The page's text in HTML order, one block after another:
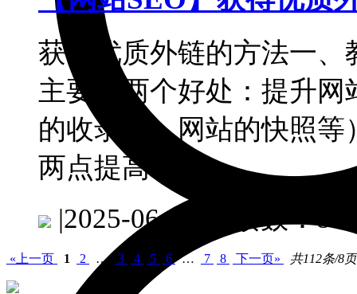
获得优质外链的方法一
主要有两个好处：提升网
的收录数、网站的快照
两点提高...
|2025-06-08 阅读数：
«上一页 1 2 … 3 4 5 6 … 7 8 下一页» 共112条/8页